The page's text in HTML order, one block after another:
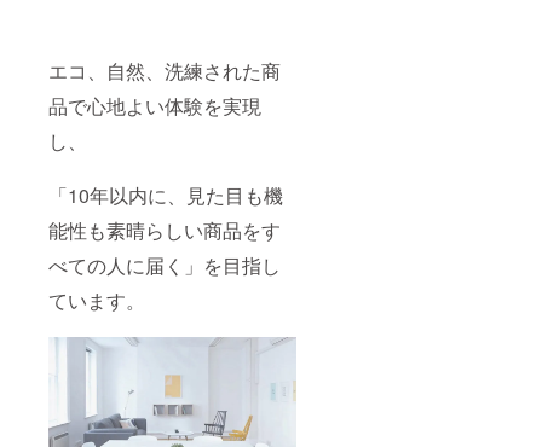
エコ、自然、洗練された商
品で心地よい体験を実現
し、
「10年以内に、見た目も機
能性も素晴らしい商品をす
べての人に届く」を目指し
ています。